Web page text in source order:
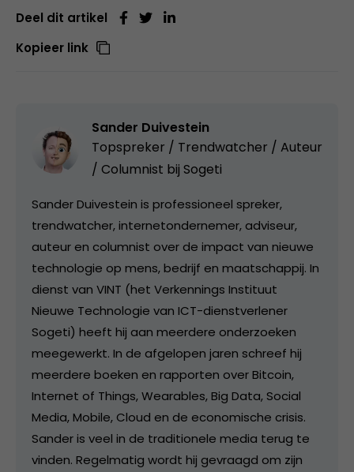
Deel dit artikel
Kopieer link
Sander Duivestein
Topspreker / Trendwatcher / Auteur
/ Columnist bij Sogeti
Sander Duivestein is professioneel spreker,
trendwatcher, internetondernemer, adviseur,
auteur en columnist over de impact van nieuwe
technologie op mens, bedrijf en maatschappij. In
dienst van VINT (het Verkennings Instituut
Nieuwe Technologie van ICT-dienstverlener
Sogeti) heeft hij aan meerdere onderzoeken
meegewerkt. In de afgelopen jaren schreef hij
meerdere boeken en rapporten over Bitcoin,
Internet of Things, Wearables, Big Data, Social
Media, Mobile, Cloud en de economische crisis.
Sander is veel in de traditionele media terug te
vinden. Regelmatig wordt hij gevraagd om zijn